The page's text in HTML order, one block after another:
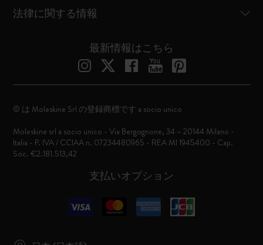
法律に関する情報
最新情報はこちら
支払いオプション
© は Moleskine Srl の登録商標です a socio unico
Moleskine srl a socio unico - Via Bergognone, 34 – 20144 Milano -
Italia - P. IVA / CCIAA n. 07234480965 - REA MI 1945400 - Cap.
Soc. €2.181.513,42